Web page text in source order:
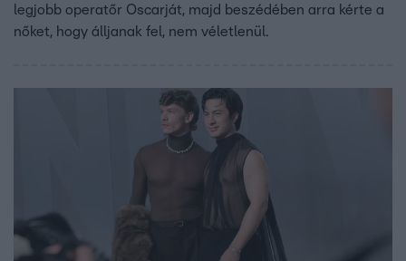
legjobb operatőr Oscarját, majd beszédében arra kérte a
nőket, hogy álljanak fel, nem véletlenül.